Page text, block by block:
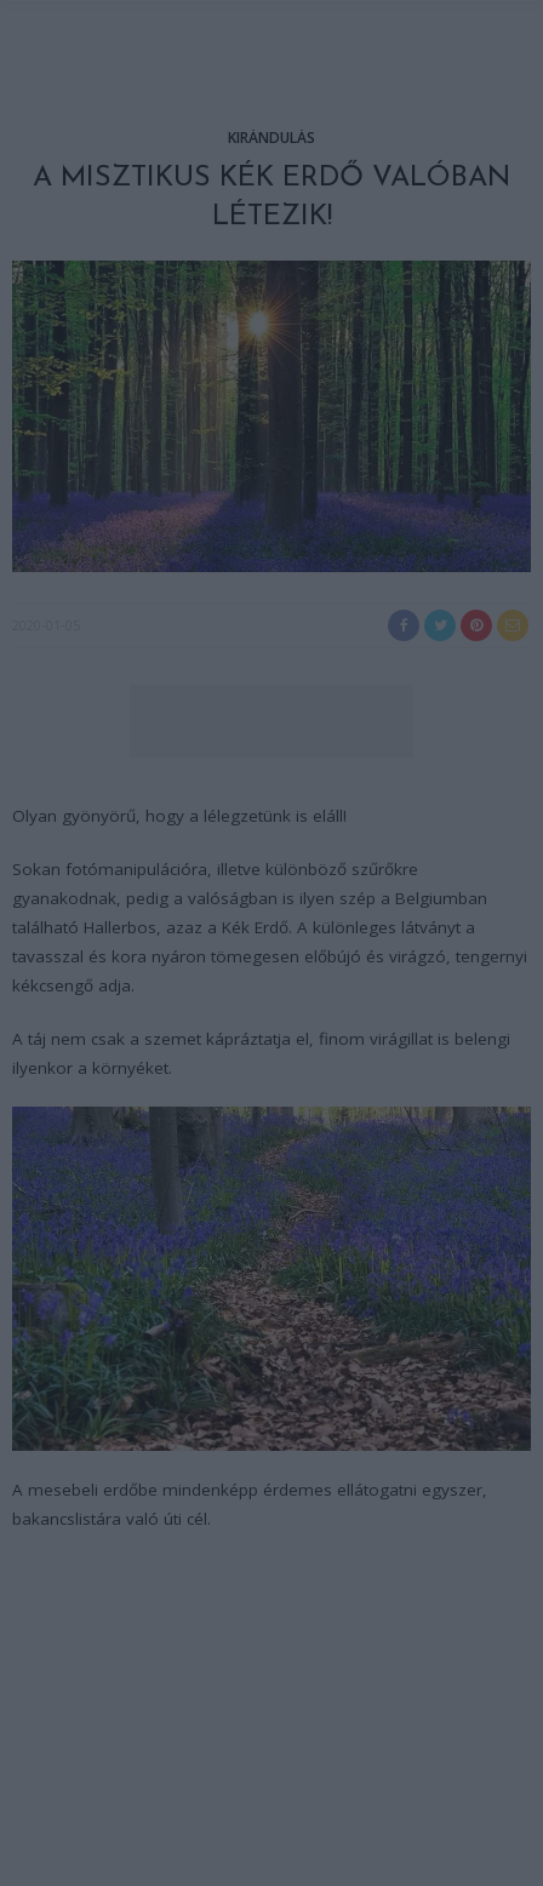
KIRÁNDULÁS
A MISZTIKUS KÉK ERDŐ VALÓBAN
LÉTEZIK!
Olyan gyönyörű, hogy a lélegzetünk is eláll!
Sokan fotómanipulációra, illetve különböző szűrőkre
gyanakodnak, pedig a valóságban is ilyen szép a Belgiumban
található Hallerbos, azaz a Kék Erdő. A különleges látványt a
tavasszal és kora nyáron tömegesen előbújó és virágzó, tengernyi
kékcsengő adja.
A táj nem csak a szemet kápráztatja el, finom virágillat is belengi
ilyenkor a környéket.
A mesebeli erdőbe mindenképp érdemes ellátogatni egyszer,
bakancslistára való úti cél.